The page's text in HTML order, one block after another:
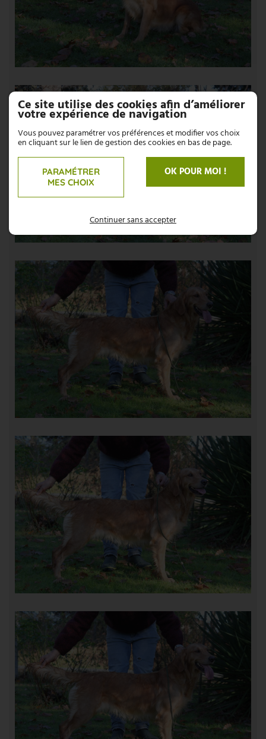
Ce site utilise des cookies afin d’améliorer
votre expérience de navigation
Vous pouvez paramétrer vos préférences et modifier vos choix
en cliquant sur le lien de gestion des cookies en bas de page.
PARAMÉTRER
MES CHOIX
OK POUR MOI !
Continuer sans accepter